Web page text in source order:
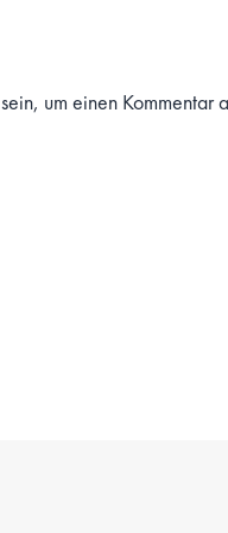
sein, um einen Kommentar